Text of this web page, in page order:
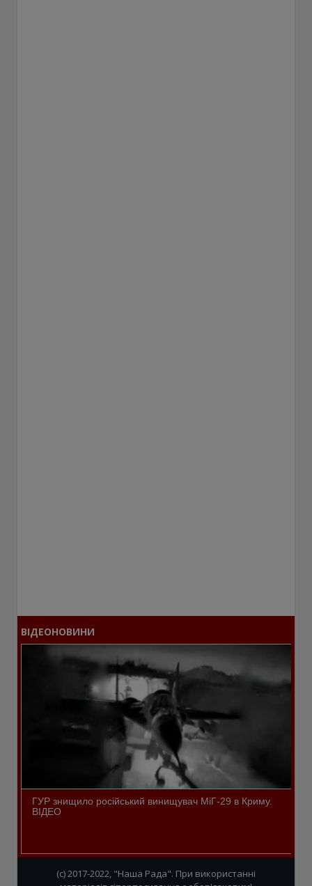
ВІДЕОНОВИНИ
ГУР знищило російський винищувач МіГ-29 в Криму.
ВІДЕО
(c) 2017-2022, "Наша Рада". При використанні